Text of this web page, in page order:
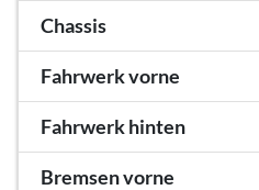
Chassis
Fahrwerk vorne
Fahrwerk hinten
Bremsen vorne